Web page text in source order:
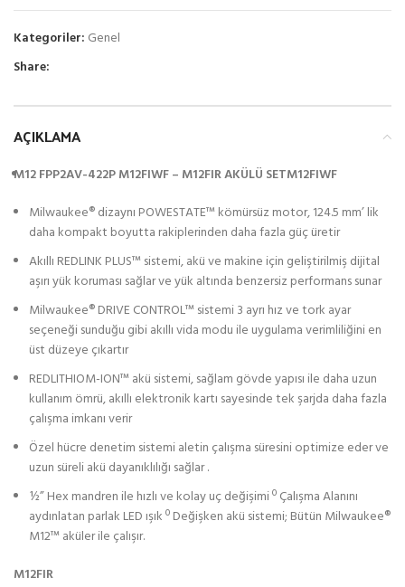
Kategoriler: Genel
Share:
AÇIKLAMA
M12 FPP2AV-422P M12FIWF – M12FIR AKÜLÜ SETM12FIWF
Milwaukee® dizaynı POWESTATE™ kömürsüz motor, 124.5 mm’ lik
daha kompakt boyutta rakiplerinden daha fazla güç üretir
Akıllı REDLINK PLUS™ sistemi, akü ve makine için geliştirilmiş dijital
aşırı yük koruması sağlar ve yük altında benzersiz performans sunar
Milwaukee® DRIVE CONTROL™ sistemi 3 ayrı hız ve tork ayar
seçeneği sunduğu gibi akıllı vida modu ile uygulama verimliliğini en
üst düzeye çıkartır
REDLITHIOM-ION™ akü sistemi, sağlam gövde yapısı ile daha uzun
kullanım ömrü, akıllı elektronik kartı sayesinde tek şarjda daha fazla
çalışma imkanı verir
Özel hücre denetim sistemi aletin çalışma süresini optimize eder ve
uzun süreli akü dayanıklılığı sağlar .
½” Hex mandren ile hızlı ve kolay uç değişimi º Çalışma Alanını
aydınlatan parlak LED ışık º Değişken akü sistemi; Bütün Milwaukee®
M12™ aküler ile çalışır.
M12FIR